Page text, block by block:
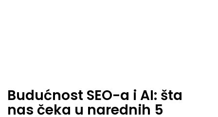
Budućnost SEO-a i AI: šta
nas čeka u narednih 5